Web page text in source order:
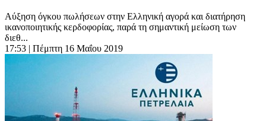
Αύξηση όγκου πωλήσεων στην Ελληνική αγορά και διατήρηση
ικανοποιητικής κερδοφορίας, παρά τη σημαντική μείωση των
διεθ...
17:53 | Πέμπτη 16 Μαΐου 2019